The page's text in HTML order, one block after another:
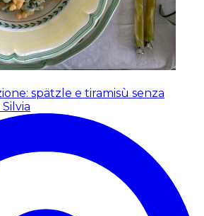
spätzle e tiramisù senza